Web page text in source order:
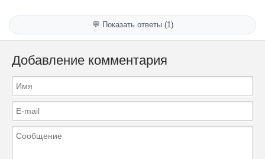
💬 Показать ответы (1)
Добавление комментария